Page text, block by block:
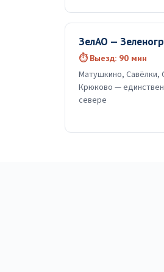
ЗелАО —
⏱ Выезд: 90 мин
Матушкино, Савёлки,
Крюково —
севере